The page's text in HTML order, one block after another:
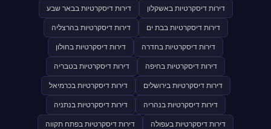
דירות דיסקרטיות באשקלון דירות דיסקרטיות בבאר שבע
דירות דיסקרטיות בבת ים דירות דיסקרטיות בהרצליה
דירות דיסקרטיות בחדרה דירות דיסקרטיות בחולון
דירות דיסקרטיות בחיפה דירות דיסקרטיות בטבריה
דירות דיסקרטיות בירושלים דירות דיסקרטיות בכרמיאל
דירות דיסקרטיות בנהריה דירות דיסקרטיות בנתניה
דירות דיסקרטיות בעפולה דירות דיסקרטיות בפתח תקווה